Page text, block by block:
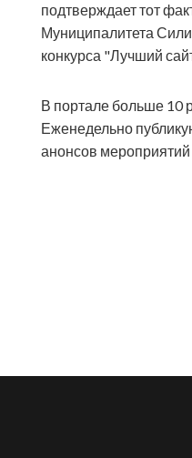
подтверждает тот
Муниципалитета
конкурса "Лучший
В портале больше 10
Еженедельно
анонсов